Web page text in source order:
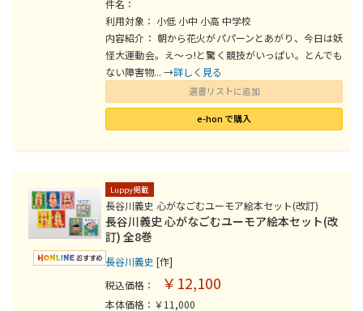
件名：
利用対象： 小低 小中 小高 中学校
内容紹介： 朝から花火がパパーンとあがり、今日は妖
怪大運動会。え～っ!と驚く競技がいっぱい。とんでも
ない障害物... →詳しく見る
選書リストに追加
e-hon で購入
Luppy掲載
長谷川義史 心がなごむユーモア絵本セット(改訂)
長谷川義史 心がなごむユーモア絵本セット(改
訂) 全8巻
長谷川義史 [作]
税込価格：
￥12,100
本体価格：￥11,000